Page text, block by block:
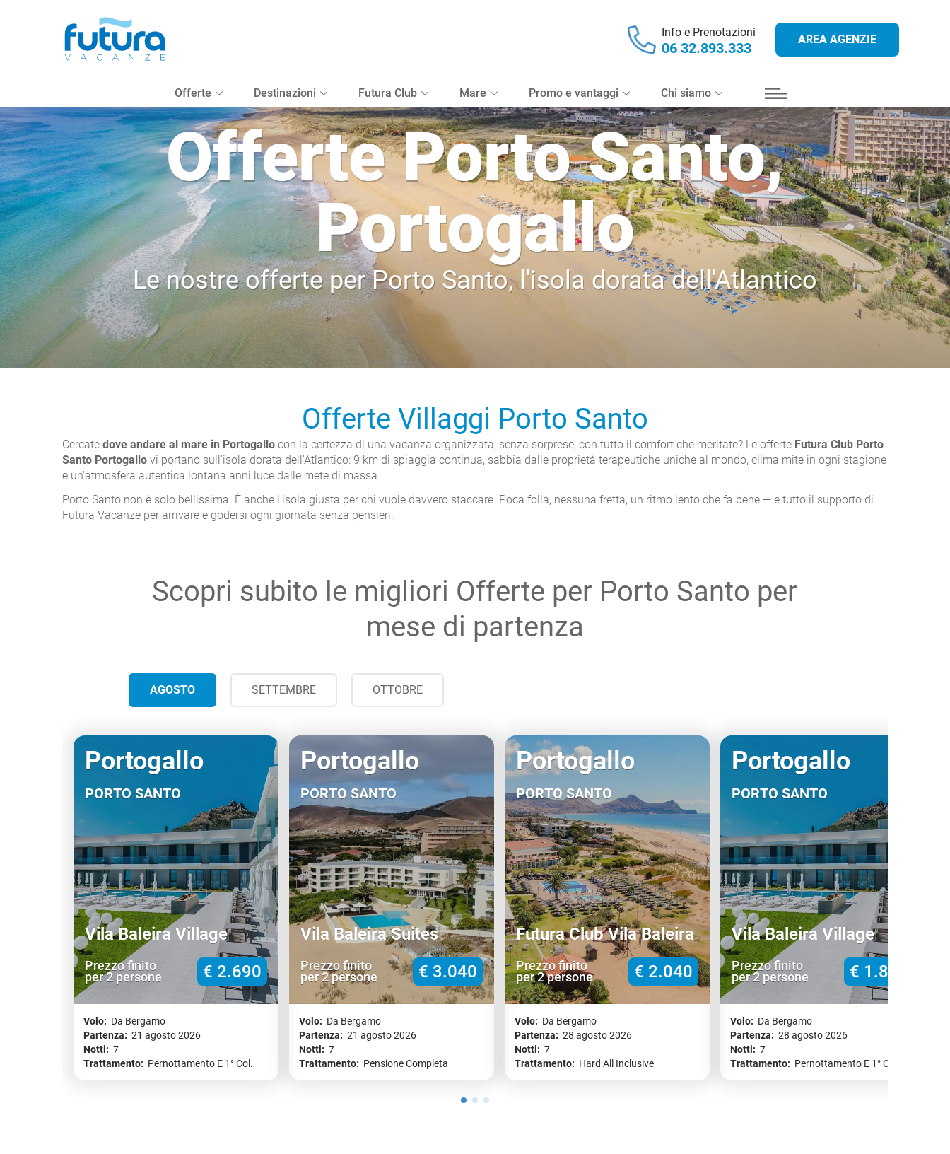
Offerte Porto Santo,
Portogallo
Le nostre offerte per Porto Santo, l'isola dorata dell'Atlantico
Offerte Villaggi Porto Santo
Cercate dove andare al mare in Portogallo con la certezza di una vacanza organizzata, senza sorprese, con tutto il comfort che meritate? Le offerte Futura Club Porto
Santo Portogallo vi portano sull'isola dorata dell'Atlantico: 9 km di spiaggia continua, sabbia dalle proprietà terapeutiche uniche al mondo, clima mite in ogni stagione
e un'atmosfera autentica lontana anni luce dalle mete di massa.
Porto Santo non è solo bellissima. È anche l'isola giusta per chi vuole davvero staccare. Poca folla, nessuna fretta, un ritmo lento che fa bene — e tutto il supporto di
Futura Vacanze per arrivare e godersi ogni giornata senza pensieri.
Scopri subito le migliori Offerte per Porto Santo per
mese di partenza
AGOSTO SETTEMBRE OTTOBRE
Portogallo
PORTO SANTO
Vila Baleira Village
Prezzo finito
per 2 persone € 2.690
Volo: Da Bergamo
Partenza: 21 agosto 2026
Notti: 7
Trattamento: Pernottamento E 1° Col.
Portogallo
PORTO SANTO
Vila Baleira Suites
Prezzo finito
per 2 persone € 3.040
Volo: Da Bergamo
Partenza: 21 agosto 2026
Notti: 7
Trattamento: Pensione Completa
Portogallo
PORTO SANTO
Futura Club Vila Baleira
Prezzo finito
per 2 persone € 2.040
Volo: Da Bergamo
Partenza: 28 agosto 2026
Notti: 7
Trattamento: Hard All Inclusive
Portogallo
PORTO SANTO
Vila Baleira Village
Prezzo finito
per 2 persone € 1.800
Volo: Da Bergamo
Partenza: 28 agosto 2026
Notti: 7
Trattamento: Pernottamento E 1° Col.
Info e Prenotazioni
06 32.893.333
AREA AGENZIE
Offerte Destinazioni Futura Club Mare Promo e vantaggi Chi siamo